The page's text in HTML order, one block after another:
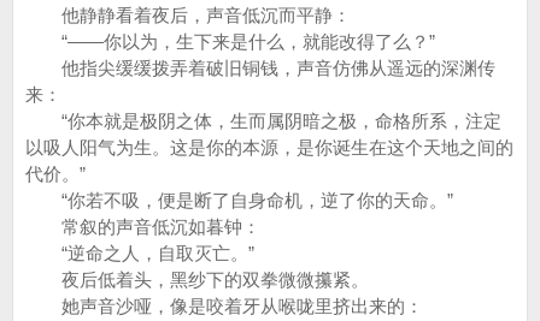
他静静看着夜后，声音低沉而平静：
“——你以为，生下来是什么，就能改得了么？”
他指尖缓缓拨弄着破旧铜钱，声音仿佛从遥远的深渊传
来：
“你本就是极阴之体，生而属阴暗之极，命格所系，注定
以吸人阳气为生。这是你的本源，是你诞生在这个天地之间的
代价。”
“你若不吸，便是断了自身命机，逆了你的天命。”
常叙的声音低沉如暮钟：
“逆命之人，自取灭亡。”
夜后低着头，黑纱下的双拳微微攥紧。
她声音沙哑，像是咬着牙从喉咙里挤出来的：